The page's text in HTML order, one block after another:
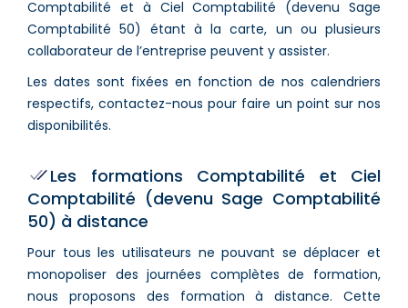
Comptabilité et à Ciel Comptabilité (devenu Sage
Comptabilité 50) étant à la carte, un ou plusieurs
collaborateur de l’entreprise peuvent y assister.
Les dates sont fixées en fonction de nos calendriers
respectifs, contactez-nous pour faire un point sur nos
disponibilités.
Les formations Comptabilité et Ciel
Comptabilité (devenu Sage Comptabilité
50) à distance
Pour tous les utilisateurs ne pouvant se déplacer et
monopoliser des journées complètes de formation,
nous proposons des formation à distance. Cette